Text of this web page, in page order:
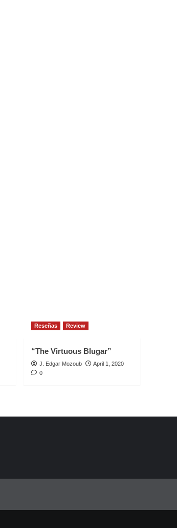
Reseñas Review
“The Virtuous Blugar”
J. Edgar Mozoub
April 1, 2020
0